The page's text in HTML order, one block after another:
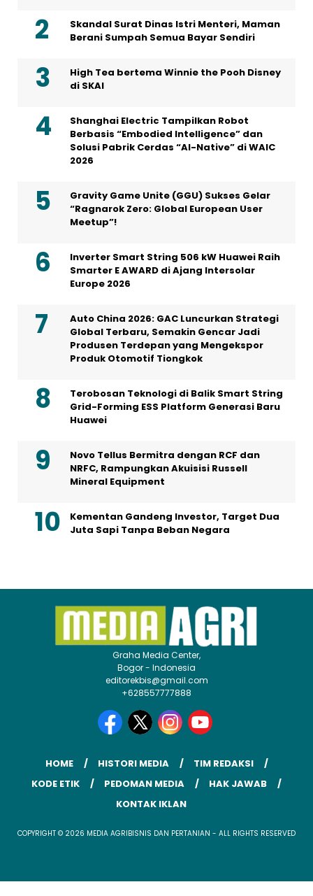
Skandal Surat Dinas Istri Menteri, Maman
Berani Sumpah Semua Bayar Sendiri
High Tea bertema Winnie the Pooh Disney
di SKAI
Shanghai Electric Tampilkan Robot
Berbasis “Embodied Intelligence” dan
Solusi Pabrik Cerdas “AI-Native” di WAIC
2026
Gravity Game Unite (GGU) Sukses Gelar
“Ragnarok Zero: Global European User
Meetup”!
Inverter Smart String 506 kW Huawei Raih
Smarter E AWARD di Ajang Intersolar
Europe 2026
Auto China 2026: GAC Luncurkan Strategi
Global Terbaru, Semakin Gencar Jadi
Produsen Terdepan yang Mengekspor
Produk Otomotif Tiongkok
Terobosan Teknologi di Balik Smart String
Grid-Forming ESS Platform Generasi Baru
Huawei
Novo Tellus Bermitra dengan RCF dan
NRFC, Rampungkan Akuisisi Russell
Mineral Equipment
Kementan Gandeng Investor, Target Dua
Juta Sapi Tanpa Beban Negara
Graha Media Center,
Bogor - Indonesia
editorekbis@gmail.com
+628557777888
HOME HISTORI MEDIA
TIM REDAKSI
KODE ETIK
PEDOMAN MEDIA
HAK JAWAB
KONTAK IKLAN
COPYRIGHT © 2026 MEDIA AGRIBISNIS DAN PERTANIAN - ALL RIGHTS RESERVED